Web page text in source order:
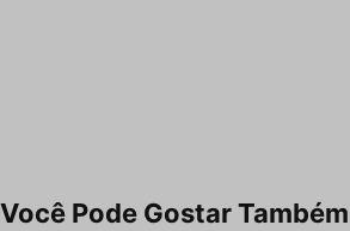
Você Pode Gostar Também